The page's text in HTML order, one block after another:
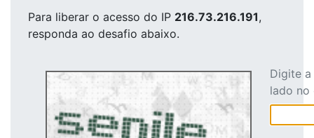
Para liberar o acesso do IP 216.73.216.191,
responda ao desafio abaixo.
Digite
lado no